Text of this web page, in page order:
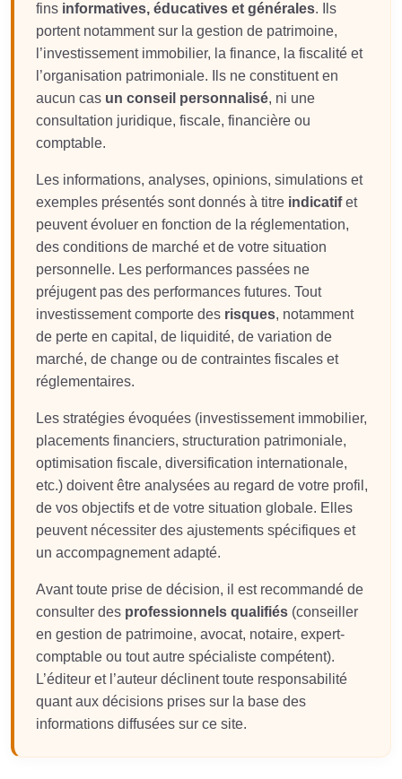
fins informatives, éducatives et générales. Ils
portent notamment sur la gestion de patrimoine,
l’investissement immobilier, la finance, la fiscalité et
l’organisation patrimoniale. Ils ne constituent en
aucun cas un conseil personnalisé, ni une
consultation juridique, fiscale, financière ou
comptable.
Les informations, analyses, opinions, simulations et
exemples présentés sont donnés à titre indicatifet
peuvent évoluer en fonction de la réglementation,
des conditions de marché et de votre situation
personnelle. Les performances passées ne
préjugent pas des performances futures. Tout
investissement comporte des risques, notamment
de perte en capital, de liquidité, de variation de
marché, de change ou de contraintes fiscales et
réglementaires.
Les stratégies évoquées (investissement immobilier,
placements financiers, structuration patrimoniale,
optimisation fiscale, diversification internationale,
etc.) doivent être analysées au regard de votre profil,
de vos objectifs et de votre situation globale. Elles
peuvent nécessiter des ajustements spécifiques et
un accompagnement adapté.
Avant toute prise de décision, il est recommandé de
consulter des professionnels qualifiés (conseiller
en gestion de patrimoine, avocat, notaire, expert-
comptable ou tout autre spécialiste compétent).
L’éditeur et l’auteur déclinent toute responsabilité
quant aux décisions prises sur la base des
informations diffusées sur ce site.